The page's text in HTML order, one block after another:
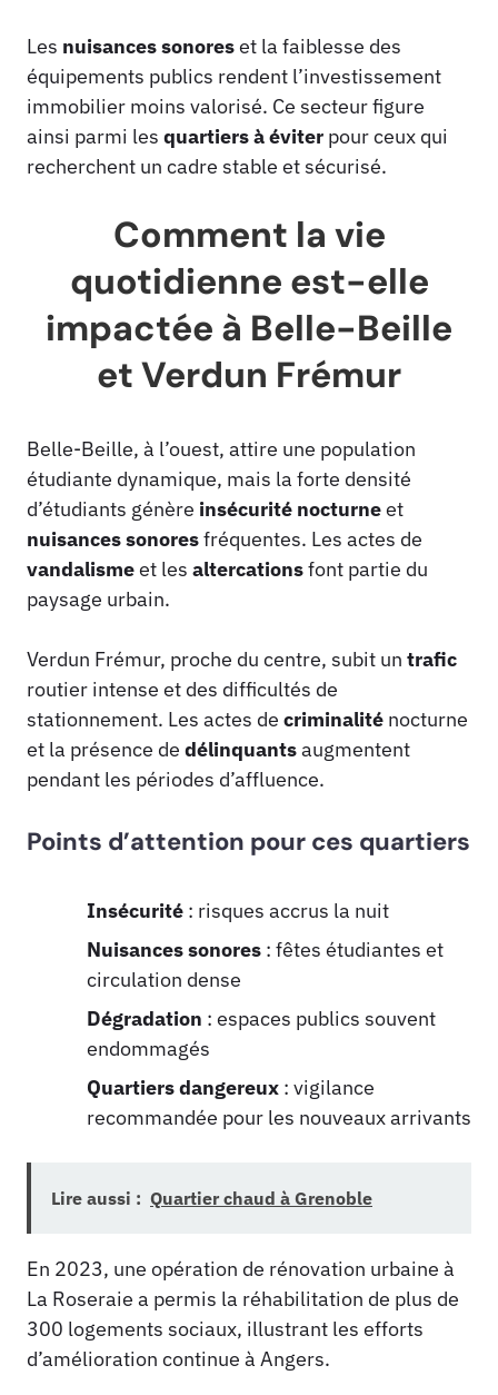
Les nuisances sonoreset la faiblesse des
équipements publics rendent l’investissement
immobilier moins valorisé. Ce secteur figure
ainsi parmi les quartiers à éviter pour ceux qui
recherchent un cadre stable et sécurisé.
Comment la vie
quotidienne est-elle
impactée à Belle-Beille
et Verdun Frémur
Belle-Beille, à l’ouest, attire une population
étudiante dynamique, mais la forte densité
d’étudiants génère insécurité nocturneet
nuisances sonoresfréquentes. Les actes de
vandalismeet les altercationsfont partie du
paysage urbain.
Verdun Frémur, proche du centre, subit un trafic
routier intense et des difficultés de
stationnement. Les actes de criminalité nocturne
et la présence de délinquantsaugmentent
pendant les périodes d’affluence.
Points d’attention pour ces quartiers
Insécurité : risques accrus la nuit
Nuisances sonores : fêtes étudiantes et
circulation dense
Dégradation : espaces publics souvent
endommagés
Quartiers dangereux : vigilance
recommandée pour les nouveaux arrivants
Lire aussi : Quartier chaud à Grenoble
En 2023, une opération de rénovation urbaine à
La Roseraie a permis la réhabilitation de plus de
300 logements sociaux, illustrant les efforts
d’amélioration continue à Angers.